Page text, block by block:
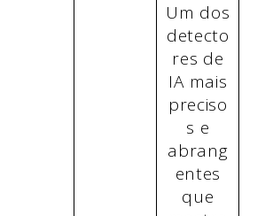
Um dos
detecto
res de
IA mais
preciso
s e
abrang
entes
que